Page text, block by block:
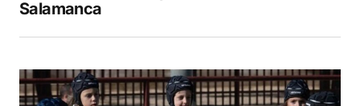
Salamanca